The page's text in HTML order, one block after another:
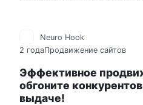
Neuro Hook
2 годаПродвижение сайтов
Эффективное
обгоните
выдаче!